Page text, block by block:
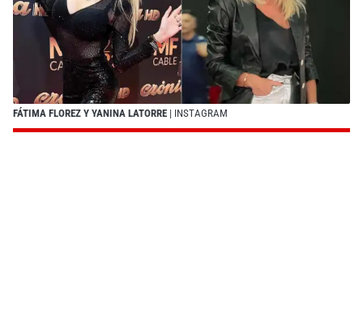
FÁTIMA FLOREZ Y YANINA LATORRE | INSTAGRAM